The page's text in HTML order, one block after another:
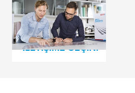
Klişe Montaj
Danışmanlık Talebi
İLETIŞIME GEÇIN!